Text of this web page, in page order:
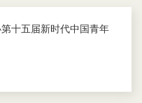
十五届新时代中国青年